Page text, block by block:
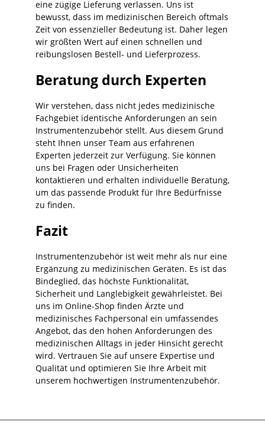
eine zügige Lieferung verlassen. Uns ist
bewusst, dass im medizinischen Bereich oftmals
Zeit von essenzieller Bedeutung ist. Daher legen
wir größten Wert auf einen schnellen und
reibungslosen Bestell- und Lieferprozess.
Beratung durch Experten
Wir verstehen, dass nicht jedes medizinische
Fachgebiet identische Anforderungen an sein
Instrumentenzubehör stellt. Aus diesem Grund
steht Ihnen unser Team aus erfahrenen
Experten jederzeit zur Verfügung. Sie können
uns bei Fragen oder Unsicherheiten
kontaktieren und erhalten individuelle Beratung,
um das passende Produkt für Ihre Bedürfnisse
zu finden.
Fazit
Instrumentenzubehör ist weit mehr als nur eine
Ergänzung zu medizinischen Geräten. Es ist das
Bindeglied, das höchste Funktionalität,
Sicherheit und Langlebigkeit gewährleistet. Bei
uns im Online-Shop finden Ärzte und
medizinisches Fachpersonal ein umfassendes
Angebot, das den hohen Anforderungen des
medizinischen Alltags in jeder Hinsicht gerecht
wird. Vertrauen Sie auf unsere Expertise und
Qualität und optimieren Sie Ihre Arbeit mit
unserem hochwertigen Instrumentenzubehör.